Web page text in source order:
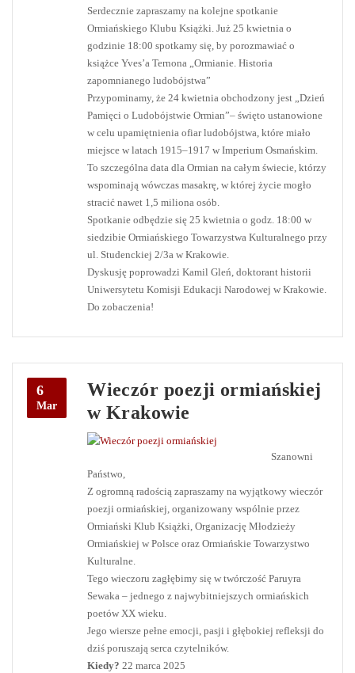
Serdecznie zapraszamy na kolejne spotkanie
Ormiańskiego Klubu Książki. Już 25 kwietnia o
godzinie 18:00 spotkamy się, by porozmawiać o
książce Yves’a Ternona „Ormianie. Historia
zapomnianego ludobójstwa”
Przypominamy, że 24 kwietnia obchodzony jest „Dzień
Pamięci o Ludobójstwie Ormian”– święto ustanowione
w celu upamiętnienia ofiar ludobójstwa, które miało
miejsce w latach 1915–1917 w Imperium Osmańskim.
To szczególna data dla Ormian na całym świecie, którzy
wspominają wówczas masakrę, w której życie mogło
stracić nawet 1,5 miliona osób.
Spotkanie odbędzie się 25 kwietnia o godz. 18:00 w
siedzibie Ormiańskiego Towarzystwa Kulturalnego przy
ul. Studenckiej 2/3a w Krakowie.
Dyskusję poprowadzi Kamil Gleń, doktorant historii
Uniwersytetu Komisji Edukacji Narodowej w Krakowie.
Do zobaczenia!
6
Mar
Wieczór poezji ormiańskiej
w Krakowie
Szanowni
Państwo,
Z ogromną radością zapraszamy na wyjątkowy wieczór
poezji ormiańskiej, organizowany wspólnie przez
Ormiański Klub Książki, Organizację Młodzieży
Ormiańskiej w Polsce oraz Ormiańskie Towarzystwo
Kulturalne.
Tego wieczoru zagłębimy się w twórczość Paruyra
Sewaka – jednego z najwybitniejszych ormiańskich
poetów XX wieku.
Jego wiersze pełne emocji, pasji i głębokiej refleksji do
dziś poruszają serca czytelników.
Kiedy? 22 marca 2025